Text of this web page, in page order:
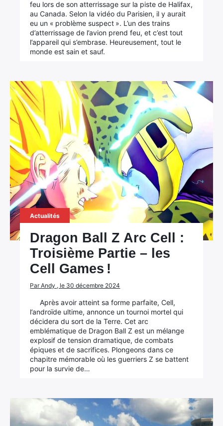
feu lors de son atterrissage sur la piste de Halifax,
au Canada. Selon la vidéo du Parisien, il y aurait
eu un « problème suspect ». L’un des trains
d’atterrissage de l’avion prend feu, et c’est tout
l’appareil qui s’embrase. Heureusement, tout le
monde est sain et sauf.
Actualités
Dragon Ball Z Arc Cell :
Troisième Partie – les
Cell Games !
Par Andy , le 30 décembre 2024
Après avoir atteint sa forme parfaite, Cell,
l’androïde ultime, annonce un tournoi mortel qui
décidera du sort de la Terre. Cet arc
emblématique de Dragon Ball Z est un mélange
explosif de tension dramatique, de combats
épiques et de sacrifices. Plongeons dans ce
chapitre mémorable où les guerriers Z se battent
pour la survie de…